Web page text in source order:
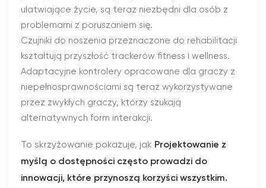
ułatwiające życie, są teraz niezbędni dla osób z
problemami z poruszaniem się.
Czujniki do noszenia przeznaczone do rehabilitacji
kształtują przyszłość trackerów fitness i wellness.
Adaptacyjne kontrolery opracowane dla graczy z
niepełnosprawnościami są teraz wykorzystywane
przez zwykłych graczy, którzy szukają
alternatywnych form interakcji.
To skrzyżowanie pokazuje, jak Projektowanie z
myślą o dostępności często prowadzi do
innowacji, które przynoszą korzyści wszystkim.